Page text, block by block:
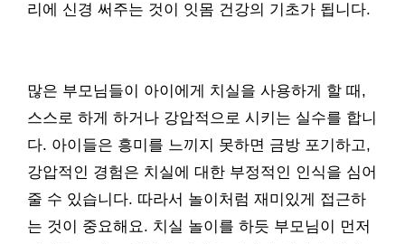
리에 신경 써주는 것이 잇몸 건강의 기초가 됩니다.
많은 부모님들이 아이에게 치실을 사용하게 할 때,
스스로 하게 하거나 강압적으로 시키는 실수를 합니
다. 아이들은 흥미를 느끼지 못하면 금방 포기하고,
강압적인 경험은 치실에 대한 부정적인 인식을 심어
줄 수 있습니다. 따라서 놀이처럼 재미있게 접근하
는 것이 중요해요. 치실 놀이를 하듯 부모님이 먼저